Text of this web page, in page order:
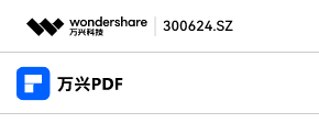
推荐产品